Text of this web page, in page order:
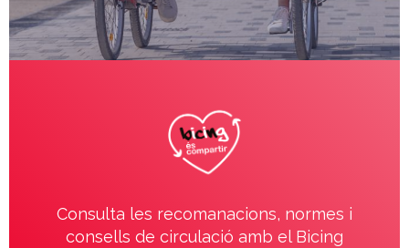
Consulta les recomanacions, normes i
consells de circulació amb el Bicing